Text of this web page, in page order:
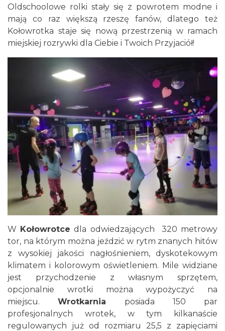
Oldschoolowe rolki stały się z powrotem modne i
mają co raz większą rzeszę fanów, dlatego też
Kołowrotka staje się nową przestrzenią w ramach
miejskiej rozrywki dla Ciebie i Twoich Przyjaciół!
W Kołowrotce dla odwiedzających 320 metrowy
tor, na którym można jeździć w rytm znanych hitów
z wysokiej jakości nagłośnieniem, dyskotekowym
klimatem i kolorowym oświetleniem. Mile widziane
jest przychodzenie z własnym sprzętem,
opcjonalnie wrotki można wypożyczyć na
miejscu.Wrotkarnia posiada 150 par
profesjonalnych wrotek, w tym kilkanaście
regulowanych już od rozmiaru 25,5 z zapięciami